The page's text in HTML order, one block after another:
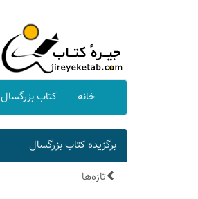
خانه كتاب بزرگسال
برگزیده كتاب بزرگسال
تازه‌ها